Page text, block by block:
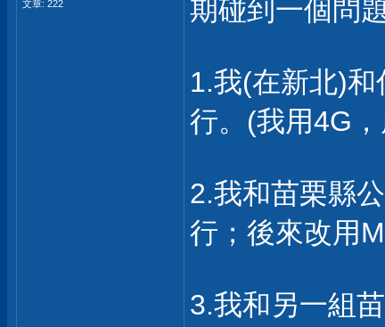
文章: 222
期碰到一個問題
1.我(在新北)
行。(我用4G
2.我和苗栗縣
行；後來改用
3.我和另一組